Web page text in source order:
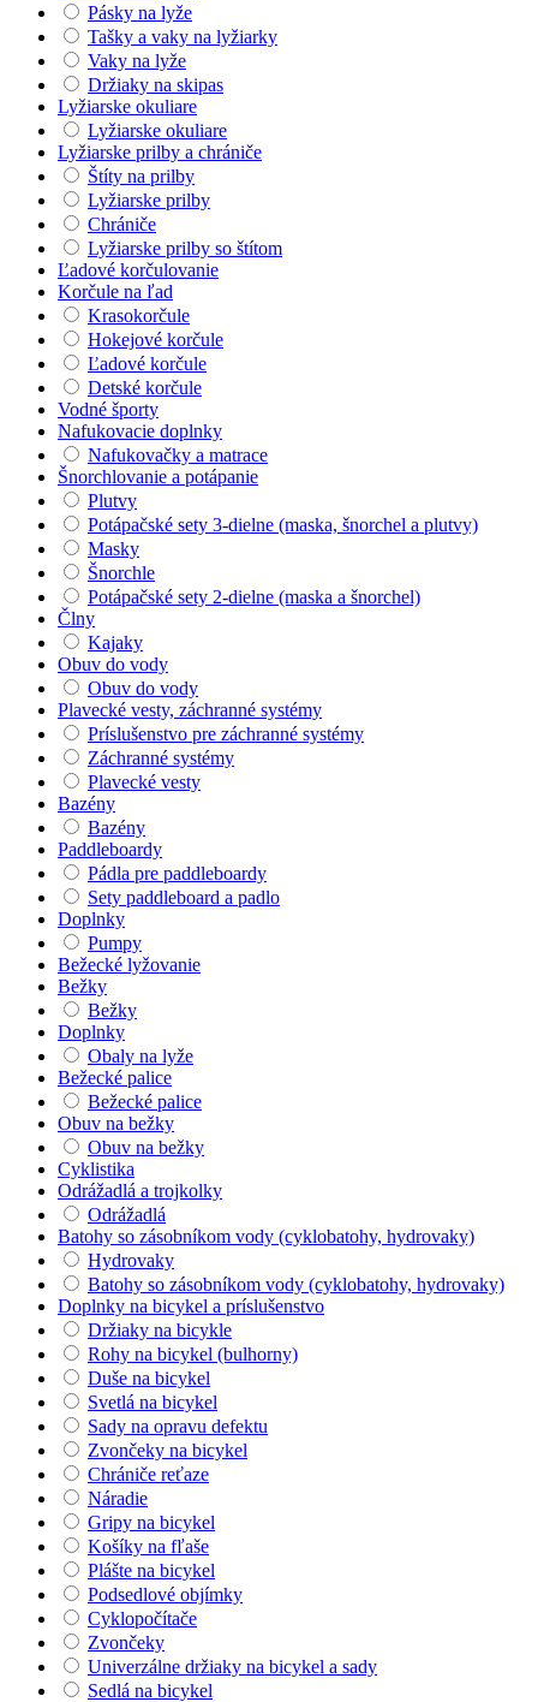
Pásky na lyže
Tašky a vaky na lyžiarky
Vaky na lyže
Držiaky na skipas
Lyžiarske okuliare
Lyžiarske okuliare
Lyžiarske prilby a chrániče
Štíty na prilby
Lyžiarske prilby
Chrániče
Lyžiarske prilby so štítom
Ľadové korčulovanie
Korčule na ľad
Krasokorčule
Hokejové korčule
Ľadové korčule
Detské korčule
Vodné športy
Nafukovacie doplnky
Nafukovačky a matrace
Šnorchlovanie a potápanie
Plutvy
Potápačské sety 3-dielne (maska, šnorchel a plutvy)
Masky
Šnorchle
Potápačské sety 2-dielne (maska a šnorchel)
Člny
Kajaky
Obuv do vody
Obuv do vody
Plavecké vesty, záchranné systémy
Príslušenstvo pre záchranné systémy
Záchranné systémy
Plavecké vesty
Bazény
Bazény
Paddleboardy
Pádla pre paddleboardy
Sety paddleboard a padlo
Doplnky
Pumpy
Bežecké lyžovanie
Bežky
Bežky
Doplnky
Obaly na lyže
Bežecké palice
Bežecké palice
Obuv na bežky
Obuv na bežky
Cyklistika
Odrážadlá a trojkolky
Odrážadlá
Batohy so zásobníkom vody (cyklobatohy, hydrovaky)
Hydrovaky
Batohy so zásobníkom vody (cyklobatohy, hydrovaky)
Doplnky na bicykel a príslušenstvo
Držiaky na bicykle
Rohy na bicykel (bulhorny)
Duše na bicykel
Svetlá na bicykel
Sady na opravu defektu
Zvončeky na bicykel
Chrániče reťaze
Náradie
Gripy na bicykel
Košíky na fľaše
Plášte na bicykel
Podsedlové objímky
Cyklopočítače
Zvončeky
Univerzálne držiaky na bicykel a sady
Sedlá na bicykel